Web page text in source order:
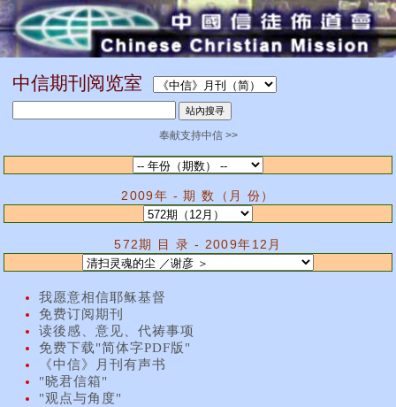
中信期刊阅览室
奉献支持中信 >>
2009年 - 期 数（月 份）
572期 目 录 - 2009年12月
我愿意相信耶稣基督
免费订阅期刊
读後感、意见、代祷事项
免费下载"简体字PDF版"
《中信》月刊有声书
"晓君信箱"
"观点与角度"